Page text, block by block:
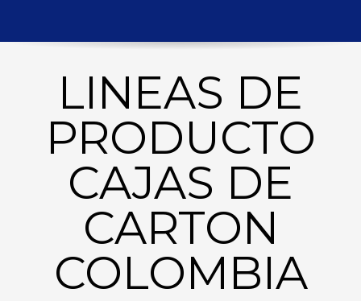
LINEAS DE
PRODUCTO
CAJAS DE
CARTON
COLOMBIA